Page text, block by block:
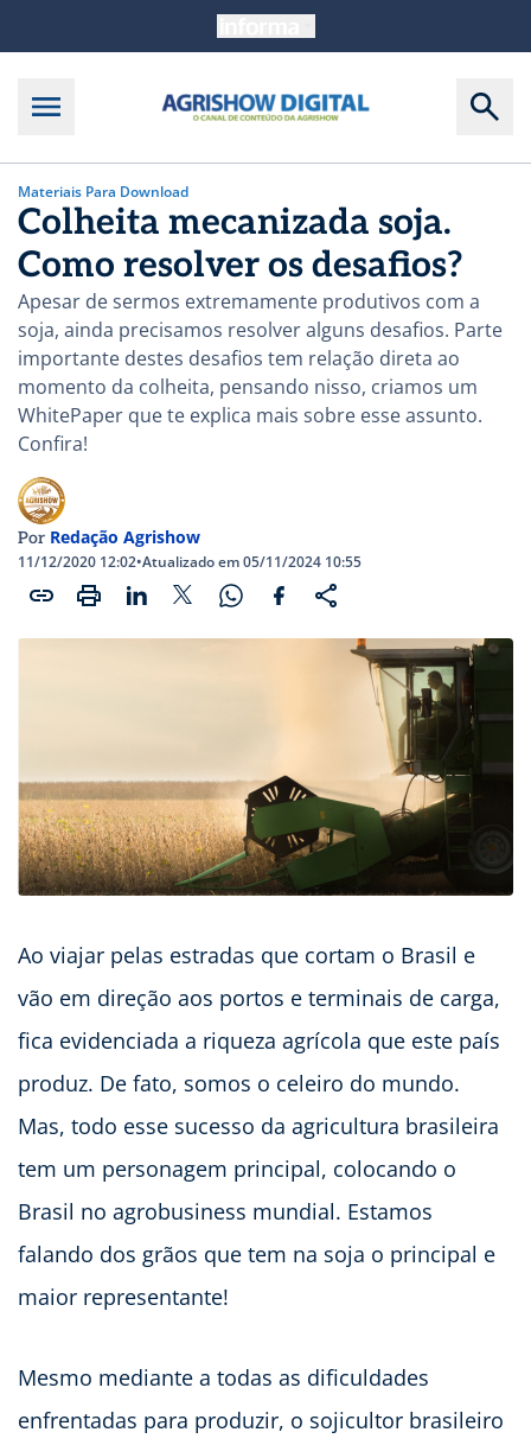
Materiais Para Download
Colheita mecanizada soja.
Como resolver os desafios?
Apesar de sermos extremamente produtivos com a
soja, ainda precisamos resolver alguns desafios. Parte
importante destes desafios tem relação direta ao
momento da colheita, pensando nisso, criamos um
WhitePaper que te explica mais sobre esse assunto.
Confira!
Por Redação Agrishow
11/12/2020 12:02•Atualizado em 05/11/2024 10:55
Ao viajar pelas estradas que cortam o Brasil e
vão em direção aos portos e terminais de carga,
fica evidenciada a riqueza agrícola que este país
produz. De fato, somos o celeiro do mundo.
Mas, todo esse sucesso da agricultura brasileira
tem um personagem principal, colocando o
Brasil no agrobusiness mundial. Estamos
falando dos grãos que tem na soja o principal e
maior representante!
Mesmo mediante a todas as dificuldades
enfrentadas para produzir, o sojicultor brasileiro